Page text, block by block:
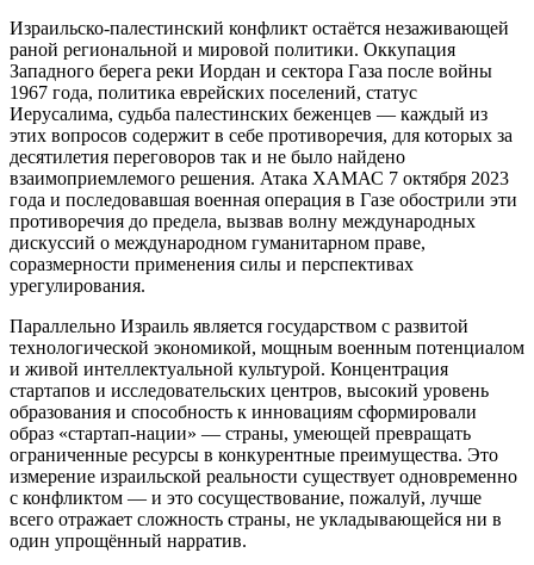
Израильско-палестинский конфликт остаётся незаживающей
раной региональной и мировой политики. Оккупация
Западного берега реки Иордан и сектора Газа после войны
1967 года, политика еврейских поселений, статус
Иерусалима, судьба палестинских беженцев — каждый из
этих вопросов содержит в себе противоречия, для которых за
десятилетия переговоров так и не было найдено
взаимоприемлемого решения. Атака ХАМАС 7 октября 2023
года и последовавшая военная операция в Газе обострили эти
противоречия до предела, вызвав волну международных
дискуссий о международном гуманитарном праве,
соразмерности применения силы и перспективах
урегулирования.
Параллельно Израиль является государством с развитой
технологической экономикой, мощным военным потенциалом
и живой интеллектуальной культурой. Концентрация
стартапов и исследовательских центров, высокий уровень
образования и способность к инновациям сформировали
образ «стартап-нации» — страны, умеющей превращать
ограниченные ресурсы в конкурентные преимущества. Это
измерение израильской реальности существует одновременно
с конфликтом — и это сосуществование, пожалуй, лучше
всего отражает сложность страны, не укладывающейся ни в
один упрощённый нарратив.